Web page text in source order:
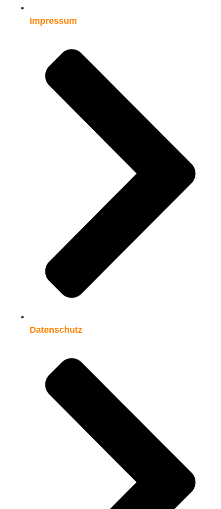
Impressum
Datenschutz